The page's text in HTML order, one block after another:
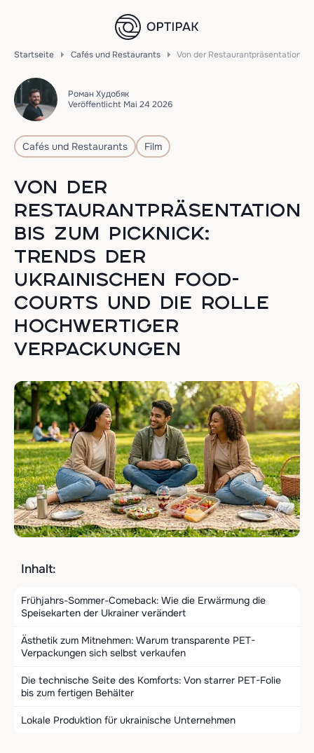
Startseite Cafés und Restaurants Von der Restaurantpräsentation
Роман Худобяк
Veröffentlicht Mai 24 2026
Cafés und Restaurants Film
VON DER
RESTAURANTPRÄSENTATION
BIS ZUM PICKNICK:
TRENDS DER
UKRAINISCHEN FOOD-
COURTS UND DIE ROLLE
HOCHWERTIGER
VERPACKUNGEN
Inhalt:
Frühjahrs-Sommer-Comeback: Wie die Erwärmung die
Speisekarten der Ukrainer verändert
Ästhetik zum Mitnehmen: Warum transparente PET-
Verpackungen sich selbst verkaufen
Die technische Seite des Komforts: Von starrer PET-Folie
bis zum fertigen Behälter
Lokale Produktion für ukrainische Unternehmen